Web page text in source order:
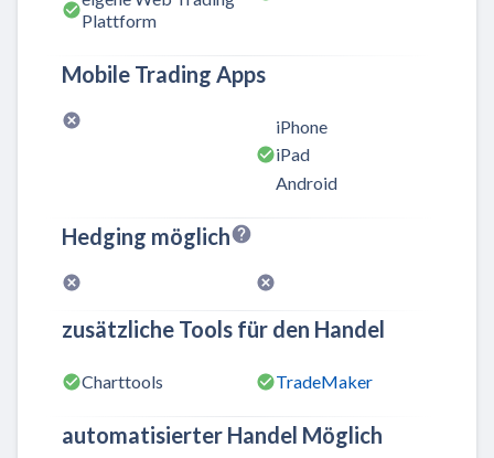
Plattform
Mobile Trading Apps
iPhone
iPad
Android
Hedging möglich
zusätzliche Tools für den Handel
Charttools TradeMaker
automatisierter Handel Möglich